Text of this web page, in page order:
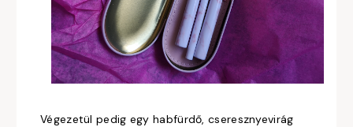
Végezetül pedig egy habfürdő, cseresznyevirág